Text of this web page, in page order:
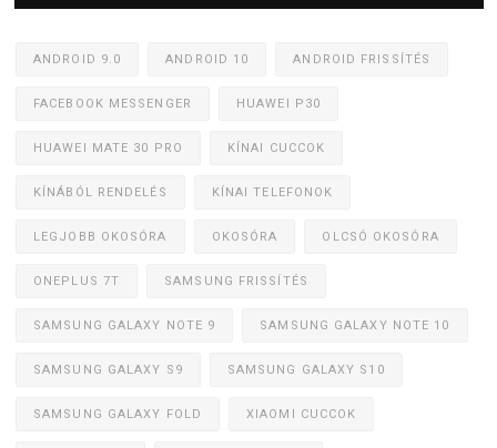
ANDROID 9.0 ANDROID 10 ANDROID FRISSÍTÉS
FACEBOOK MESSENGER HUAWEI P30
HUAWEI MATE 30 PRO KÍNAI CUCCOK
KÍNÁBÓL RENDELÉS KÍNAI TELEFONOK
LEGJOBB OKOSÓRA OKOSÓRA OLCSÓ OKOSÓRA
ONEPLUS 7T SAMSUNG FRISSÍTÉS
SAMSUNG GALAXY NOTE 9 SAMSUNG GALAXY NOTE 10
SAMSUNG GALAXY S9 SAMSUNG GALAXY S10
SAMSUNG GALAXY FOLD XIAOMI CUCCOK